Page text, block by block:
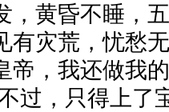
，黄昏不睡，
有灾荒，忧愁
帝，我还做我
过，只得上了